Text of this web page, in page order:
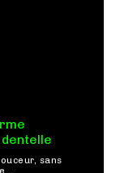
dentelle
sans